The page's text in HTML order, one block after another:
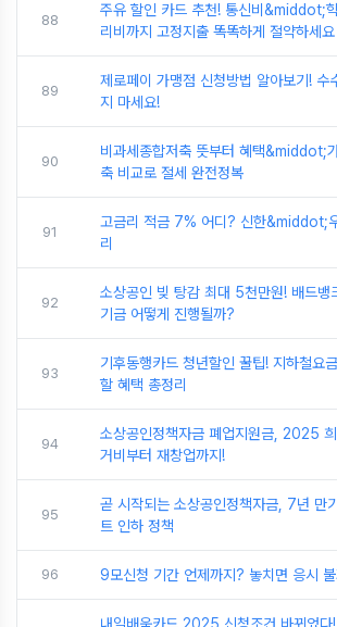
88
주유 할인 카드 추천! 통신비&middot;
리비까지 고정지출 똑똑하게 절약하세요
89
제로페이 가맹점 신청방법 알아보기! 수
지 마세요!
90
비과세종합저축 뜻부터 혜택&middot;
축 비교로 절세 완전정복
91
고금리 적금 7% 어디? 신한&middot;
리
92
소상공인 빚 탕감 최대 5천만원! 배드
기금 어떻게 진행될까?
93
기후동행카드 청년할인 꿀팁! 지하철요
할 혜택 총정리
94
소상공인정책자금 폐업지원금, 2025
거비부터 재창업까지!
95
곧 시작되는 소상공인정책자금, 7년 만
트 인하 정책
96 9모신청 기간 언제까지? 놓치면 응시